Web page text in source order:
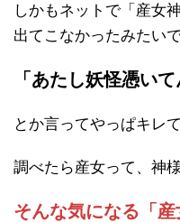
しかもネットで「産女
出てこなかったみたいで
「あたし妖怪憑いて
とか言ってやっぱキレ
調べたら産女って、神
そんな気になる「